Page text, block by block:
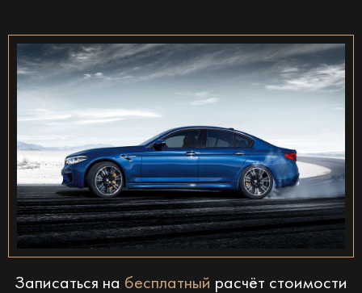
Записаться на бесплатный расчёт стоимости